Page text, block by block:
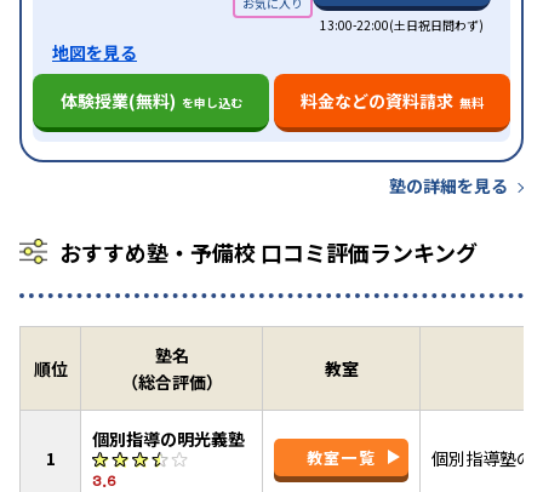
13:00-22:00(土日祝日問わず)
地図を見る
体験授業(無料) を申し込む 料金などの資料請求 無料
塾の詳細を見る
おすすめ塾・予備校 口コミ評価ランキング
順位
塾名
（総合評価）
教室
1
個別指導の明光義塾
3.6
教室一覧 個別指導塾の